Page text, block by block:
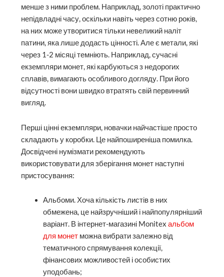
менше з ними проблем. Наприклад, золоті практично
непідвладні часу, оскільки навіть через сотню років,
на них може утворитися тільки невеликий наліт
патини, яка лише додасть цінності. Але є метали, які
через 1-2 місяці темніють. Наприклад, сучасні
екземпляри монет, які карбуються з недорогих
сплавів, вимагають особливого догляду. При його
відсутності вони швидко втратять свій первинний
вигляд.
Перші цінні екземпляри, новачки найчастіше просто
складають у коробки. Це найпоширеніша помилка.
Досвідчені нумізмати рекомендують
використовувати для зберігання монет наступні
пристосування:
Альбоми. Хоча кількість листів в них
обмежена, це найзручніший і найпопулярніший
варіант. В інтернет-магазині Monitexальбом
для монет можна вибрати залежно від
тематичного спрямування колекції,
фінансових можливостей і особистих
уподобань;